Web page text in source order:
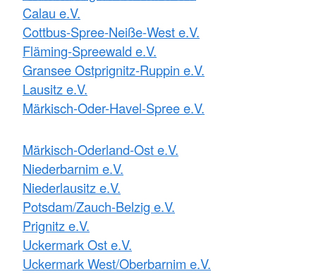
Calau e.V.
Cottbus-Spree-Neiße-West e.V.
Fläming-Spreewald e.V.
Gransee Ostprignitz-Ruppin e.V.
Lausitz e.V.
Märkisch-Oder-Havel-Spree e.V.
Märkisch-Oderland-Ost e.V.
Niederbarnim e.V.
Niederlausitz e.V.
Potsdam/Zauch-Belzig e.V.
Prignitz e.V.
Uckermark Ost e.V.
Uckermark West/Oberbarnim e.V.